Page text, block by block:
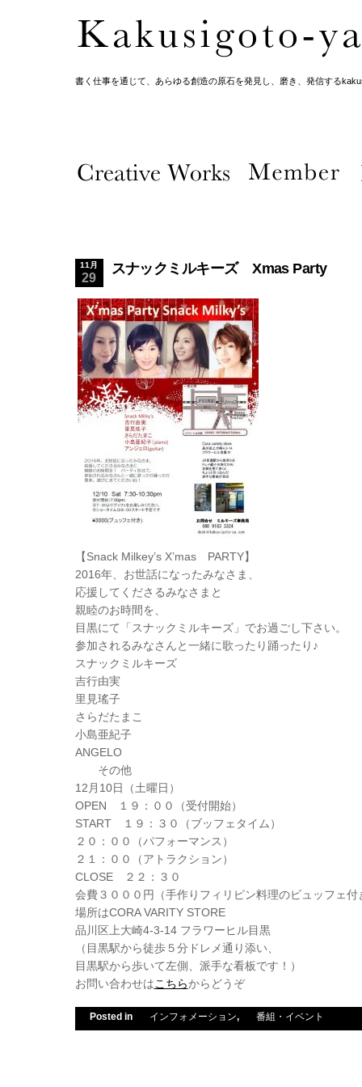
書く仕事を通じて、あらゆる創造の原石を発見し、磨き、発信する
11月
29
スナックミルキーズ Xmas Party
【Snack Milkey’s X’mas PARTY】
2016年、お世話になったみなさま、
応援してくださるみなさまと
親睦のお時間を、
目黒にて「スナックミルキーズ」でお過ごし下さい。
参加されるみなさんと一緒に歌ったり踊ったり♪
スナックミルキーズ
吉行由実
里見瑤子
さらだたまこ
小島亜紀子
ANGELO
その他
12月10日（土曜日）
OPEN １９：００（受付開始）
START １９：３０（ブッフェタイム）
２０：００（パフォーマンス）
２１：００（アトラクション）
CLOSE ２２：３０
会費３０００円（手作りフィリピン料理のビュッフェ付
場所はCORA VARITY STORE
品川区上大崎4-3-14 フラワーヒル目黒
（目黒駅から徒歩５分ドレメ通り添い、
目黒駅から歩いて左側、派手な看板です！）
お問い合わせはこちらからどうぞ
Posted in インフォメーション, 番組・イベント